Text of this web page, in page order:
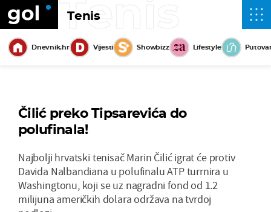
Tenis
Tenis
Dnevnik.hr Vijesti Showbizz Lifestyle
Čilić preko Tipsarevića do
polufinala!
Najbolji hrvatski tenisač Marin Čilić igrat će protiv
Davida Nalbandiana u polufinalu ATP turrnira u
Washingtonu, koji se uz nagradni fond od 1.2
milijuna američkih dolara održava na tvrdoj